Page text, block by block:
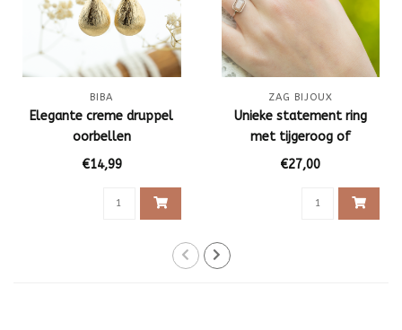
BIBA
Elegante creme druppel
oorbellen
€14,99
ZAG BIJOUX
Unieke statement ring
met tijgeroog of
zonnesteen
€27,00